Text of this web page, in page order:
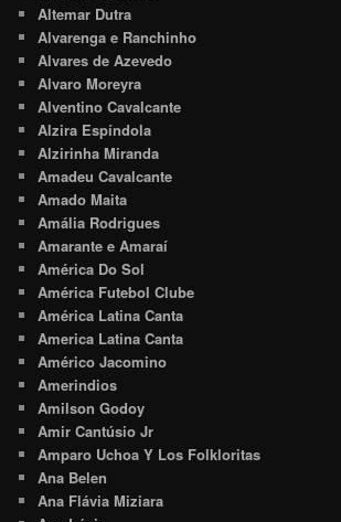
Altemar Dutra
Alvarenga e Ranchinho
Alvares de Azevedo
Alvaro Moreyra
Alventino Cavalcante
Alzira Espíndola
Alzirinha Miranda
Amadeu Cavalcante
Amado Maita
Amália Rodrigues
Amarante e Amaraí
América Do Sol
América Futebol Clube
América Latina Canta
America Latina Canta
Américo Jacomino
Amerindios
Amilson Godoy
Amir Cantúsio Jr
Amparo Uchoa Y Los Folkloritas
Ana Belen
Ana Flávia Miziara